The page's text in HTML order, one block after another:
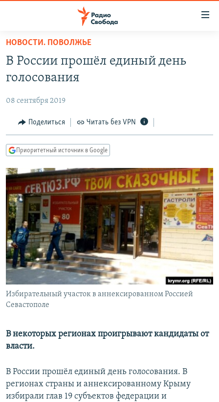
упрощенного
доступа
основному
Вернутся
главной
навигации
Вернутся
поиску
ЦИТАТЫ СВОБОДЫ
МНЕНИЯ
IDEL.РЕАЛИИ
КАВКАЗ.РЕАЛИИ
СЕВЕР.РЕАЛИИ
СИБИРЬ.РЕАЛИИ
РАСПИСАНИЕ ВЕЩАНИЯ
ПОДПИШИТЕСЬ НА РАССЫЛКУ
СОЦИАЛЬНЫЕ СЕТИ
Все сайты РСЕ/РС
НОВОСТИ. ПОВОЛЖЬЕ
В России прошёл единый день
голосования
08 сентября 2019
Поделиться Читать без VPN
Приоритетный источник в Google
Избирательный участок в аннексированном Россией
Севастополе
В некоторых регионах проигрывают кандидаты от
власти.
В России прошёл единый день голосования. В
регионах страны и аннексированному Крыму
избирали глав 19 субъектов федерации и